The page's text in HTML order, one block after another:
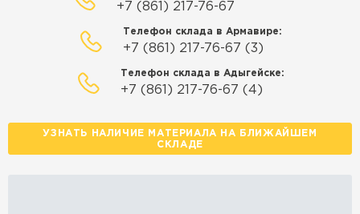
+7 (861) 217-76-67
Телефон склада в Армавире:
+7 (861) 217-76-67 (3)
Телефон склада в Адыгейске:
+7 (861) 217-76-67 (4)
УЗНАТЬ НАЛИЧИЕ МАТЕРИАЛА НА БЛИЖАЙШЕМ
СКЛАДЕ